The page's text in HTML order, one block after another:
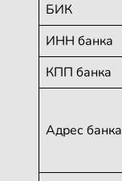
БИК
ИНН банка
КПП банка
Адрес банка